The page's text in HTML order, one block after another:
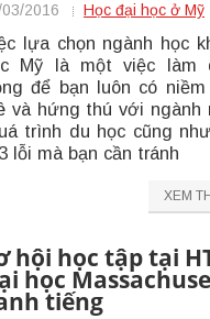
2016 Học đại học ở Mỹ
lựa chọn ngành học
Mỹ là một việc làm
để bạn luôn có niềm
và hứng thú với ngành
trình du học cũng
lỗi mà bạn cần tránh
XEM
hội học tập tại
học
tiếng